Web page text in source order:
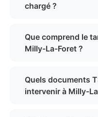
chargé ?
Que comprend le
Milly-La-Foret ?
Quels documents
intervenir à Milly-